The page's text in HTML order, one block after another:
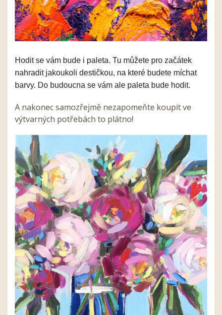
Hodit se vám bude i paleta. Tu můžete pro začátek
nahradit jakoukoli destičkou, na které budete míchat
barvy. Do budoucna se vám ale paleta bude hodit.
A nakonec samozřejmě nezapomeňte koupit ve
výtvarných potřebách to plátno!